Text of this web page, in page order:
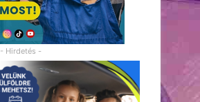
- Hirdetés -